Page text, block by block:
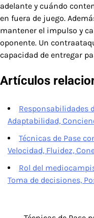
adelante y cuándo
en fuera de juego.
mantener el impulso y
oponente. Un
capacidad de entregar
Artículos
Responsabilidades
Adaptabilidad,
Técnicas de Pase
Velocidad, Fluidez,
Rol del
Toma de decisiones,